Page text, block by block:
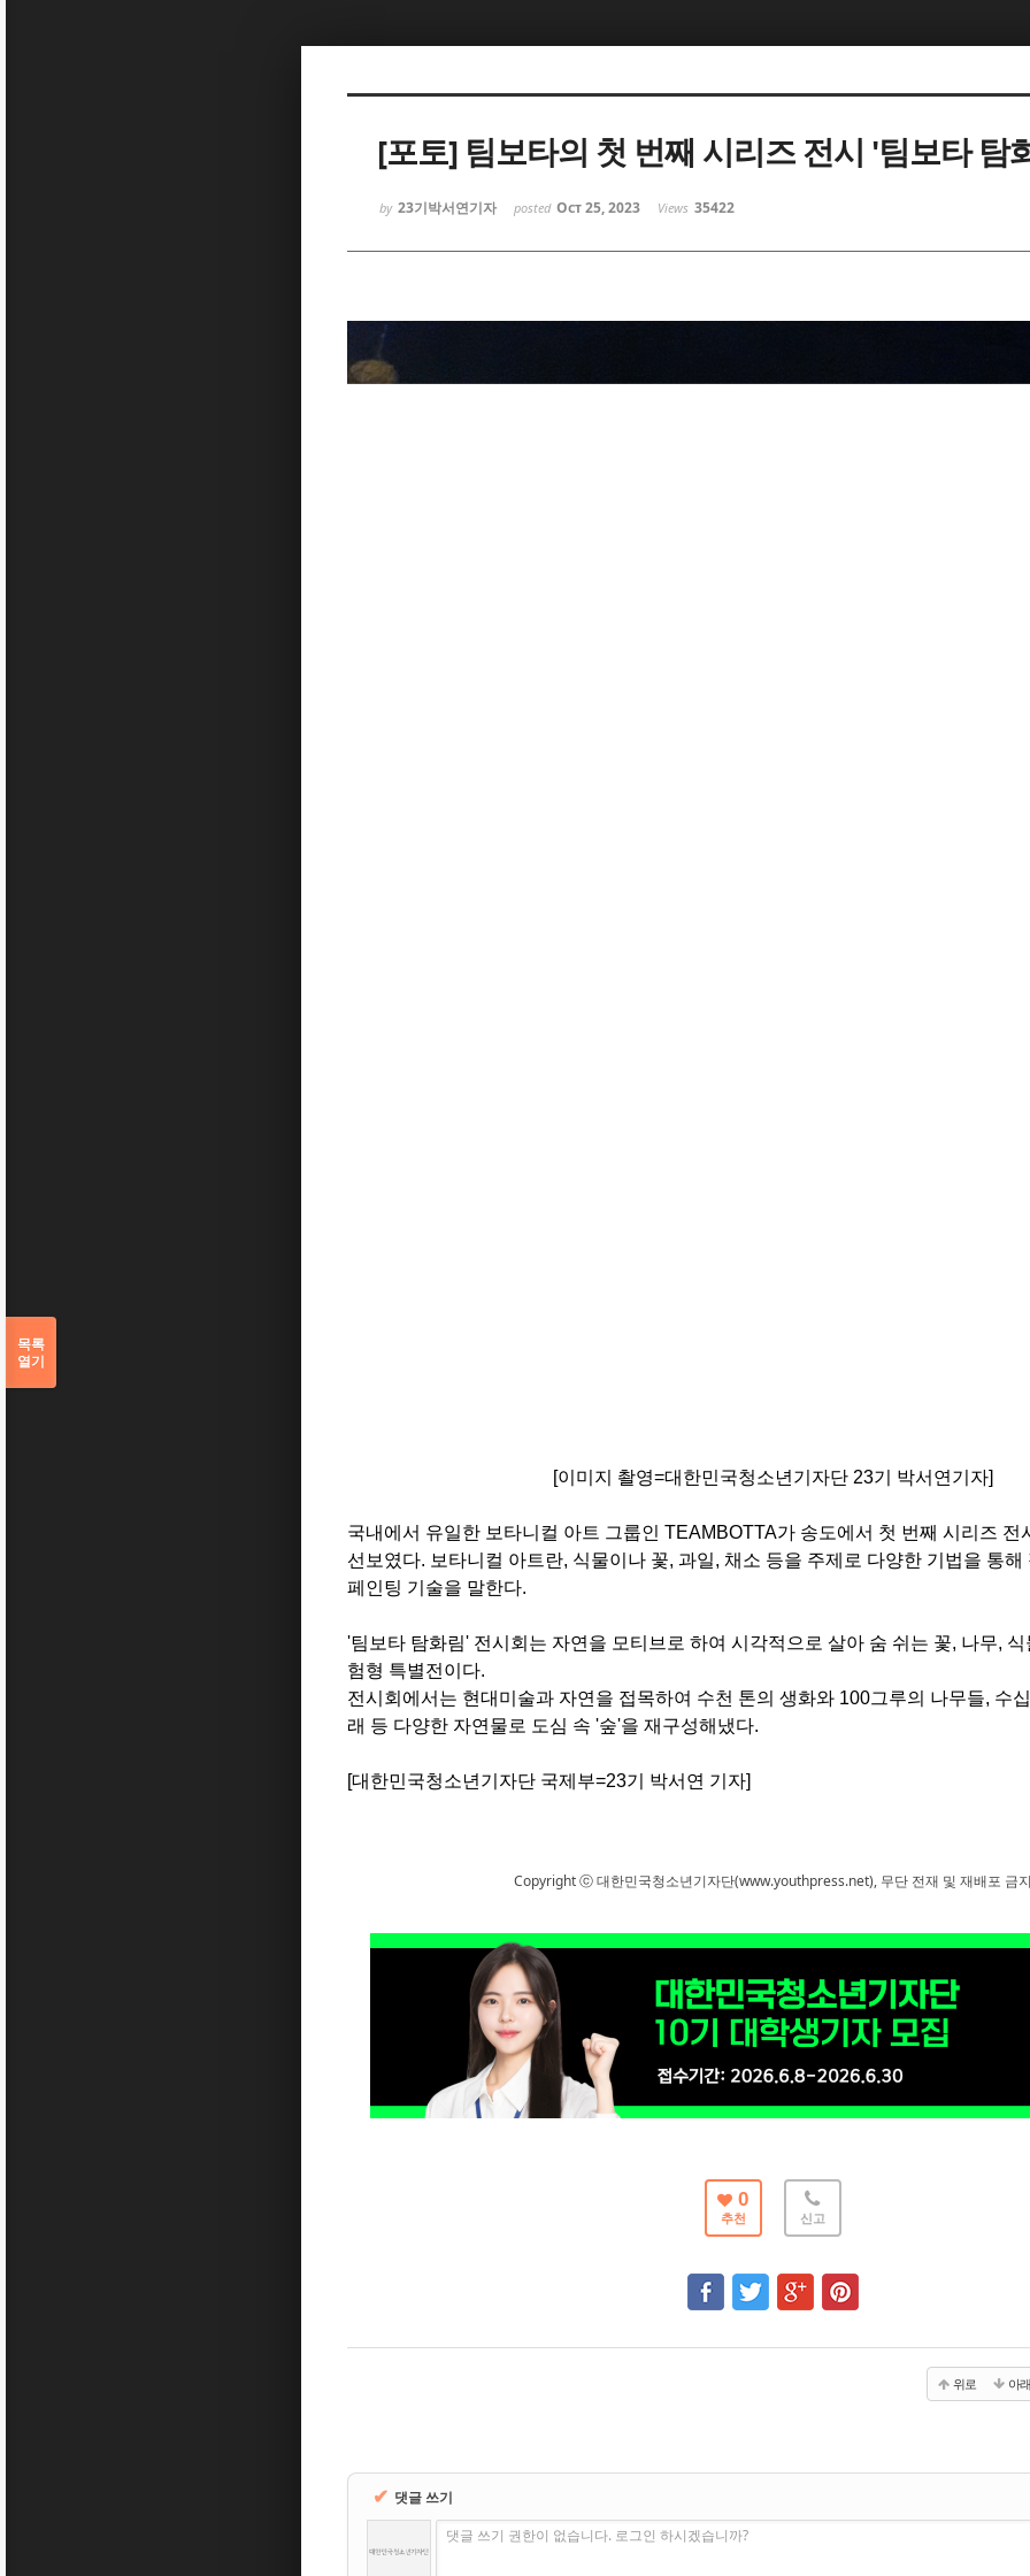
[포토] 팀보타의 첫 번째 시리즈 전시 '팀보타 탐
by 23기박서연기자 posted Oct 25, 2023 Views 35422
[이미지 촬영=대한민국청소년기자단 23기 박서연기자]
국내에서 유일한 보타니컬 아트 그룹인 TEAMBOTTA가 송도에서 첫 번째 시리즈 전
선보였다. 보타니컬 아트란, 식물이나 꽃, 과일, 채소 등을 주제로 다양한 기법을 통
페인팅 기술을 말한다.
'팀보타 탐화림' 전시회는 자연을 모티브로 하여 시각적으로 살아 숨 쉬는 꽃, 나무,
험형 특별전이다.
전시회에서는 현대미술과 자연을 접목하여 수천 톤의 생화와 100그루의 나무들, 수
래 등 다양한 자연물로 도심 속 '숲'을 재구성해냈다.
[대한민국청소년기자단 국제부=23기 박서연 기자]
Copyright ⓒ 대한민국청소년기자단(www.youthpress.net), 무단 전재 및 재배포 금
0
추천 신고
위로 아
✔ 댓글 쓰기
댓글 쓰기 권한이 없습니다. 로그인 하시겠습니까?
목록
열기
Sketchbook5, 스케치북5
Sketchbook5, 스케치북5